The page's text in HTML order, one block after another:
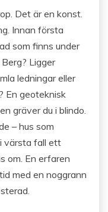
Det är en konst.
Innan första
som finns under
Ligger
ledningar eller
En geoteknisk
gräver du i blindo.
– hus som
värsta fall ett
om. En erfaren
med en noggrann